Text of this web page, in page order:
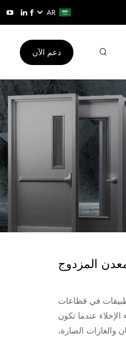
AR
دعم الآن
المزدوج
في قطاعات
عندما تكون
والغازات الضارة،